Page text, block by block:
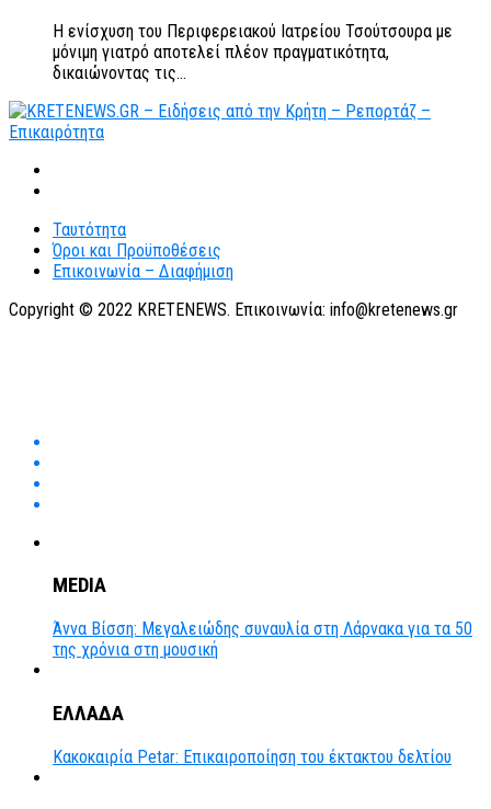
Η ενίσχυση του Περιφερειακού Ιατρείου Τσούτσουρα με
μόνιμη γιατρό αποτελεί πλέον πραγματικότητα,
δικαιώνοντας τις...
Ταυτότητα
Όροι και Προϋποθέσεις
Επικοινωνία – Διαφήμιση
Copyright © 2022 KRETENEWS. Επικοινωνία: info@kretenews.gr
MEDIA
Άννα Βίσση: Μεγαλειώδης συναυλία στη Λάρνακα για τα 50
της χρόνια στη μουσική
ΕΛΛΑΔΑ
Κακοκαιρία Petar: Επικαιροποίηση του έκτακτου δελτίου